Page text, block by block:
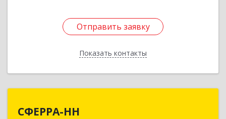
Отправить заявку
Показать контакты
Отправить заявку
Назад
СФЕРРА-НН